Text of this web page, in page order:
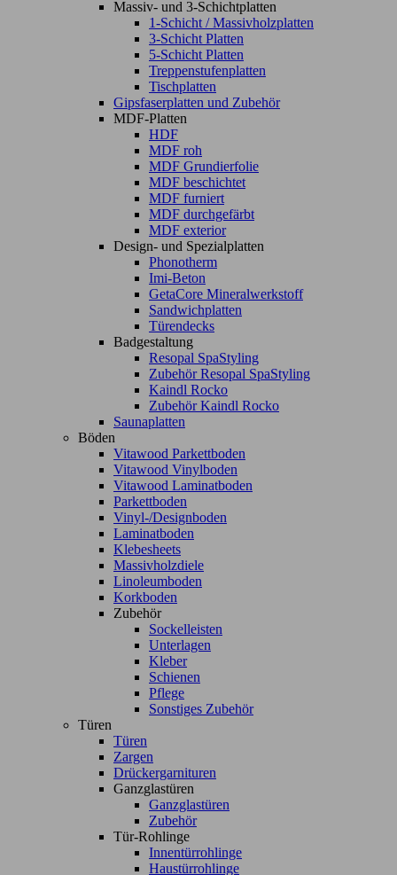
Massiv- und 3-Schichtplatten
1-Schicht / Massivholzplatten
3-Schicht Platten
5-Schicht Platten
Treppenstufenplatten
Tischplatten
Gipsfaserplatten und Zubehör
MDF-Platten
HDF
MDF roh
MDF Grundierfolie
MDF beschichtet
MDF furniert
MDF durchgefärbt
MDF exterior
Design- und Spezialplatten
Phonotherm
Imi-Beton
GetaCore Mineralwerkstoff
Sandwichplatten
Türendecks
Badgestaltung
Resopal SpaStyling
Zubehör Resopal SpaStyling
Kaindl Rocko
Zubehör Kaindl Rocko
Saunaplatten
Böden
Vitawood Parkettboden
Vitawood Vinylboden
Vitawood Laminatboden
Parkettboden
Vinyl-/Designboden
Laminatboden
Klebesheets
Massivholzdiele
Linoleumboden
Korkboden
Zubehör
Sockelleisten
Unterlagen
Kleber
Schienen
Pflege
Sonstiges Zubehör
Türen
Türen
Zargen
Drückergarnituren
Ganzglastüren
Ganzglastüren
Zubehör
Tür-Rohlinge
Innentürrohlinge
Haustürrohlinge